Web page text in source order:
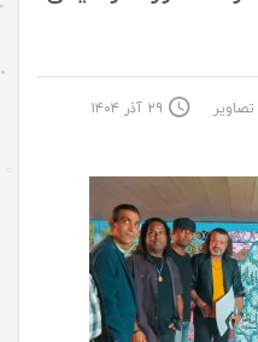
۲۹ آذر ۱۴۰۴